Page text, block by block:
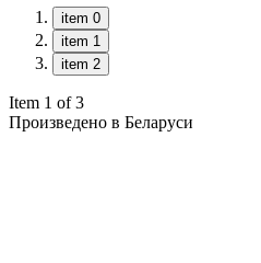
item 0
item 1
item 2
Item 1 of 3
Произведено в Беларуси